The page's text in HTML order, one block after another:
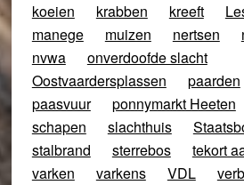
koeien
krabben kreeft
manege
muizen nertsen
nvwa
onverdoofde slacht
Oostvaardersplassen
paarden
paasvuur
ponnymarkt Heeten
schapen
slachthuis
stalbrand
sterrebos
tekort
varken
varkens VDL